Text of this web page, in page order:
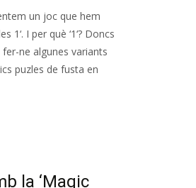
un joc que hem
1‘. I per què ‘1‘? Doncs
ne algunes variants
puzles de fusta en
la ‘Magic